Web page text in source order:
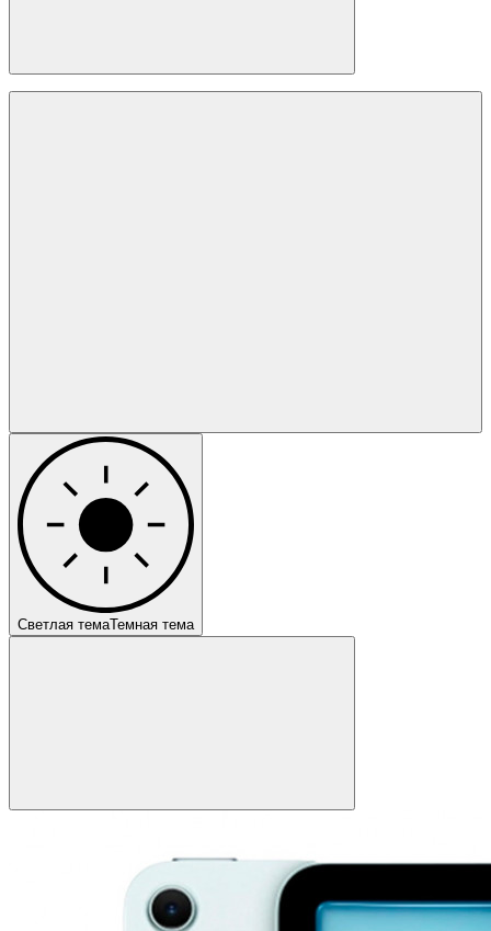
Светлая темаТемная тема